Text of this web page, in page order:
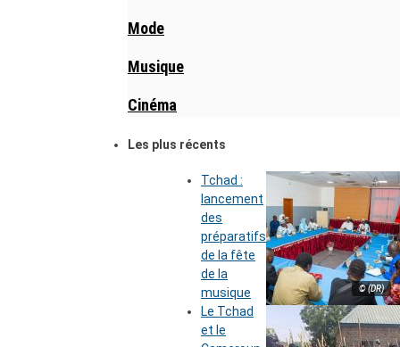
Mode
Musique
Cinéma
Les plus récents
© (DR)
Tchad :
lancement
des
préparatifs
de la fête
de la
musique
Le Tchad
et le